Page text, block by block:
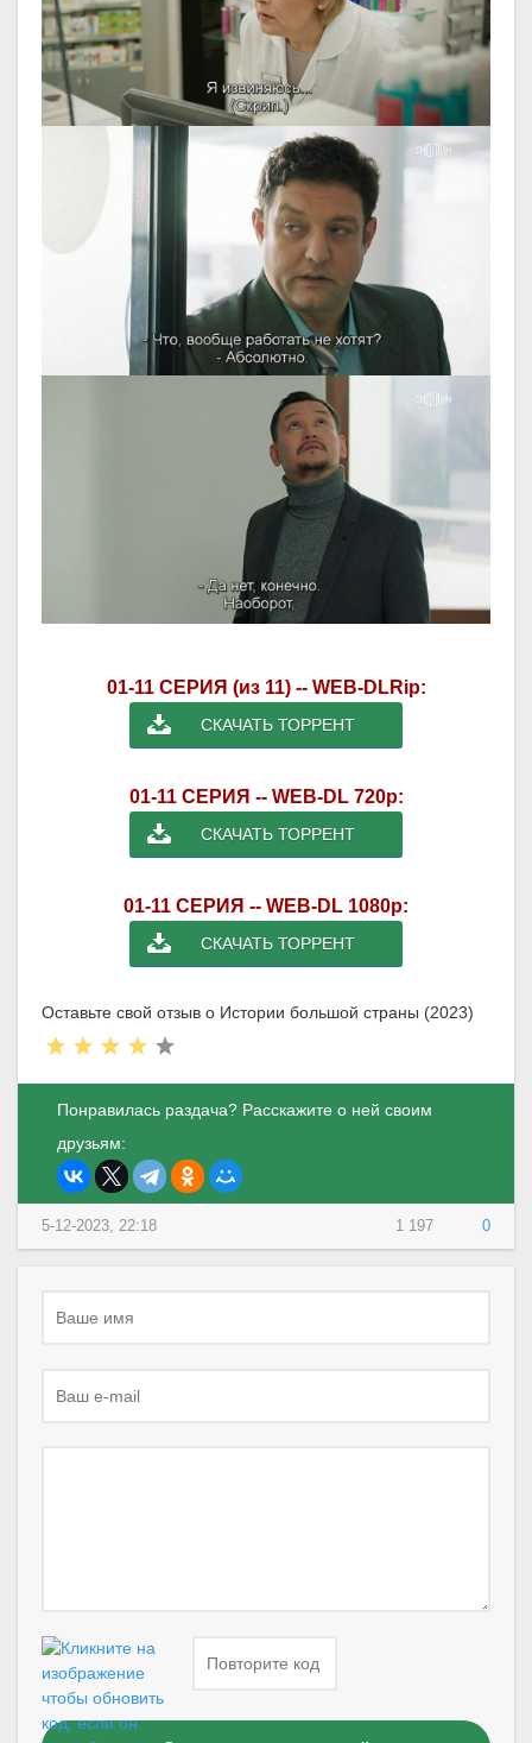
01-11 СЕРИЯ (из 11) -- WEB-DLRip:
СКАЧАТЬ ТОРРЕНТ
01-11 СЕРИЯ -- WEB-DL 720p:
СКАЧАТЬ ТОРРЕНТ
01-11 СЕРИЯ -- WEB-DL 1080p:
СКАЧАТЬ ТОРРЕНТ
Оставьте свой отзыв о Истории большой страны (2023)
Понравилась раздача? Расскажите о ней своим
друзьям:
1 197 0
5-12-2023, 22:18